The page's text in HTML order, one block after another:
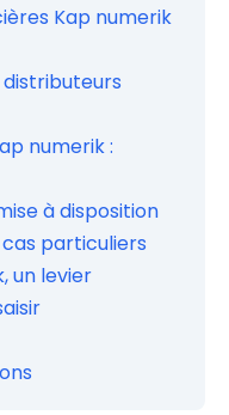
Kap numerik
numerik :
à disposition
particuliers
un levier